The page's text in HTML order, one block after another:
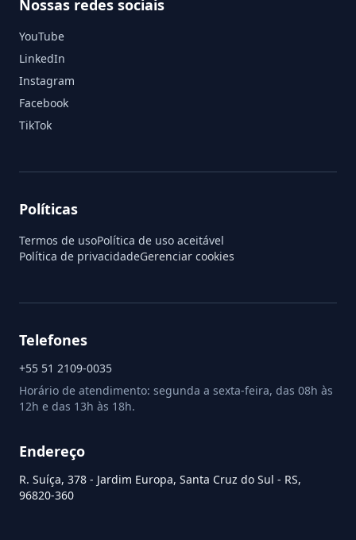
Nossas redes sociais
YouTube
LinkedIn
Instagram
Facebook
TikTok
Políticas
Termos de usoPolítica de uso aceitável
Política de privacidadeGerenciar cookies
Telefones
+55 51 2109-0035
Horário de atendimento: segunda a sexta-feira, das 08h às
12h e das 13h às 18h.
Endereço
R. Suíça, 378 - Jardim Europa, Santa Cruz do Sul - RS,
96820-360